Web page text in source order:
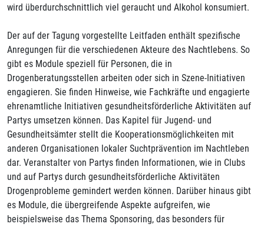
wird überdurchschnittlich viel geraucht und Alkohol konsumiert.
Der auf der Tagung vorgestellte Leitfaden enthält spezifische
Anregungen für die verschiedenen Akteure des Nachtlebens. So
gibt es Module speziell für Personen, die in
Drogenberatungsstellen arbeiten oder sich in Szene-Initiativen
engagieren. Sie finden Hinweise, wie Fachkräfte und engagierte
ehrenamtliche Initiativen gesundheitsförderliche Aktivitäten auf
Partys umsetzen können. Das Kapitel für Jugend- und
Gesundheitsämter stellt die Kooperationsmöglichkeiten mit
anderen Organisationen lokaler Suchtprävention im Nachtleben
dar. Veranstalter von Partys finden Informationen, wie in Clubs
und auf Partys durch gesundheitsförderliche Aktivitäten
Drogenprobleme gemindert werden können. Darüber hinaus gibt
es Module, die übergreifende Aspekte aufgreifen, wie
beispielsweise das Thema Sponsoring, das besonders für